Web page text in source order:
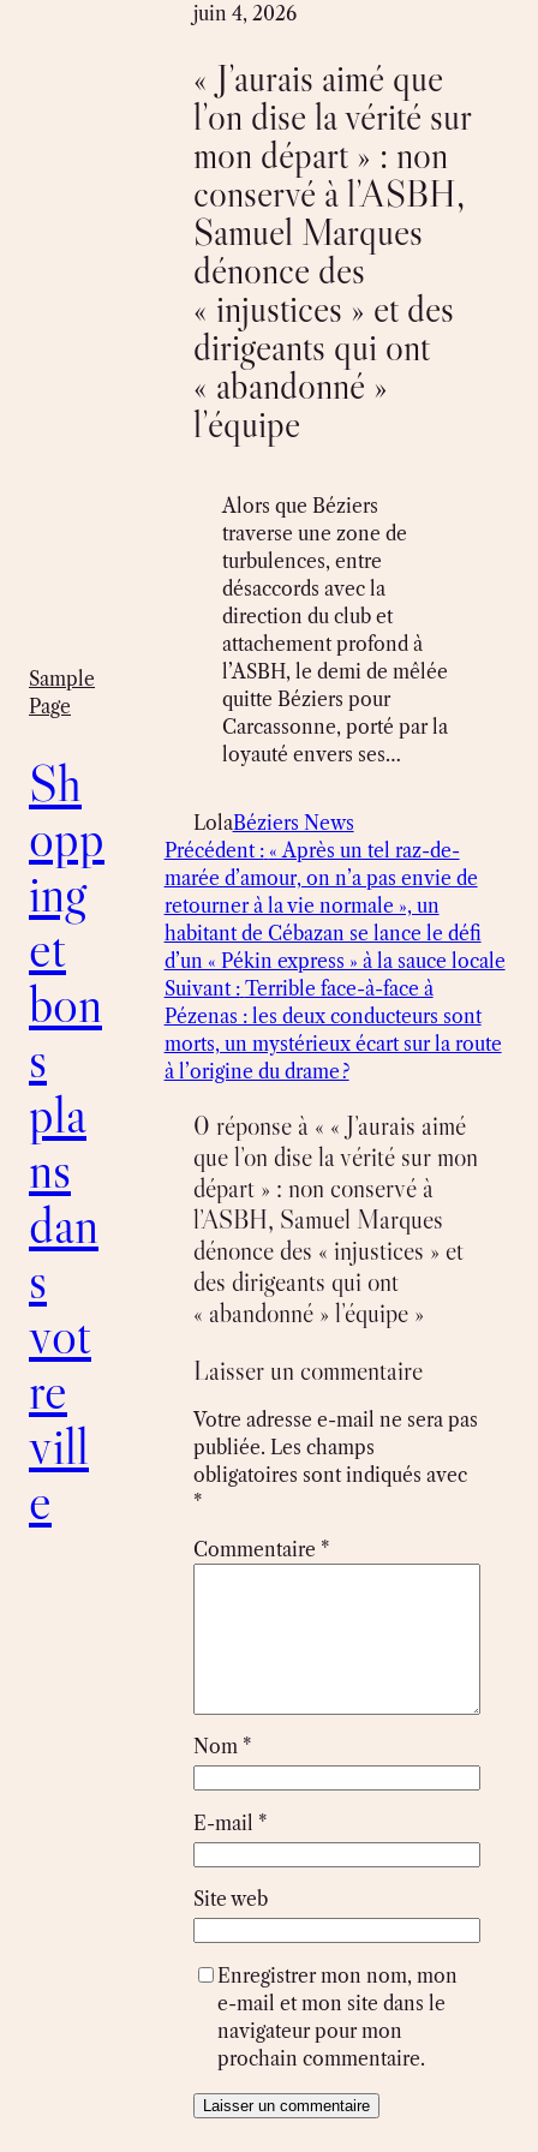
Sample
Page
Sh
opp
ing
et
bon
s
pla
ns
dan
s
vot
re
vill
e
juin 4, 2026
« J’aurais aimé que
l’on dise la vérité sur
mon départ » : non
conservé à l’ASBH,
Samuel Marques
dénonce des
« injustices » et des
dirigeants qui ont
« abandonné »
l’équipe
Alors que Béziers
traverse une zone de
turbulences, entre
désaccords avec la
direction du club et
attachement profond à
l’ASBH, le demi de mêlée
quitte Béziers pour
Carcassonne, porté par la
loyauté envers ses…
LolaBéziers News
Précédent : « Après un tel raz-de-
marée d’amour, on n’a pas envie de
retourner à la vie normale », un
habitant de Cébazan se lance le défi
d’un « Pékin express » à la sauce locale
Suivant : Terrible face-à-face à
Pézenas : les deux conducteurs sont
morts, un mystérieux écart sur la route
à l’origine du drame ?
0 réponse à « « J’aurais aimé
que l’on dise la vérité sur mon
départ » : non conservé à
l’ASBH, Samuel Marques
dénonce des « injustices » et
des dirigeants qui ont
« abandonné » l’équipe »
Laisser un commentaire
Votre adresse e-mail ne sera pas
publiée. Les champs
obligatoires sont indiqués avec
*
Commentaire *
Nom *
E-mail *
Site web
Enregistrer mon nom, mon
e-mail et mon site dans le
navigateur pour mon
prochain commentaire.